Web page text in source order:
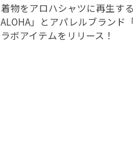
着物をアロハシャツに再生す
ALOHA」とアパレルブランド
ラボアイテムをリリース！